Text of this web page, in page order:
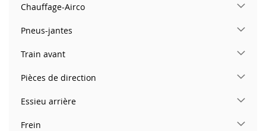
Chauffage-Airco
Pneus-jantes
Train avant
Pièces de direction
Essieu arrière
Frein